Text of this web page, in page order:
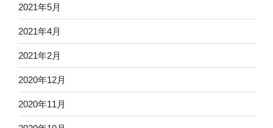
2021年5月
2021年4月
2021年2月
2020年12月
2020年11月